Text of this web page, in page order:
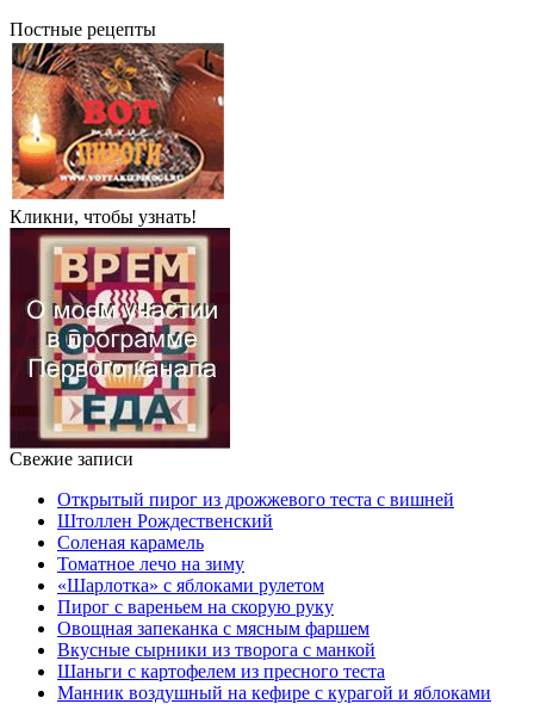
Постные рецепты
Кликни, чтобы узнать!
Свежие записи
Открытый пирог из дрожжевого теста с вишней
Штоллен Рождественский
Соленая карамель
Томатное лечо на зиму
«Шарлотка» с яблоками рулетом
Пирог с вареньем на скорую руку
Овощная запеканка с мясным фаршем
Вкусные сырники из творога с манкой
Шаньги с картофелем из пресного теста
Манник воздушный на кефире с курагой и яблоками